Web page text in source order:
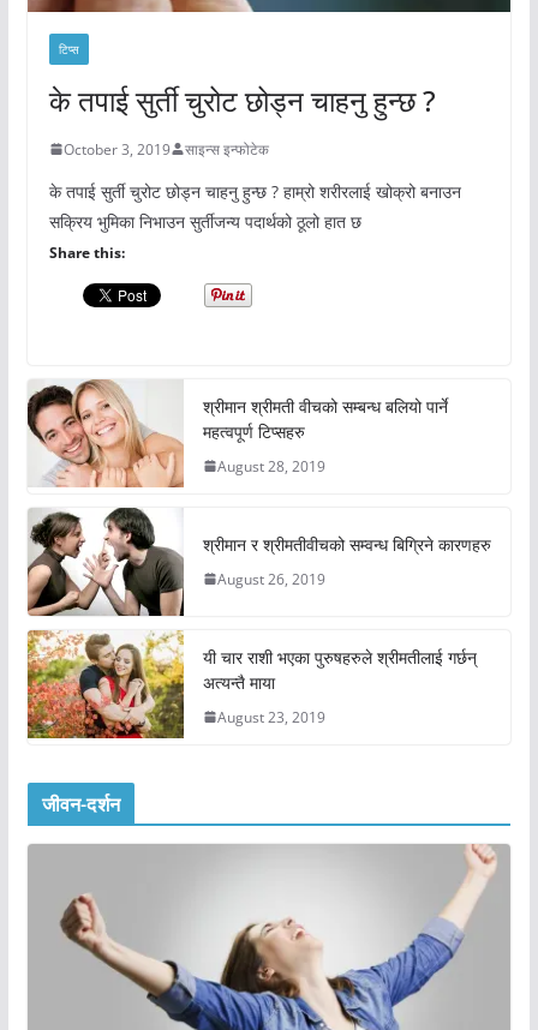
टिप्स
के तपाई सुर्ती चुरोट छोड्न चाहनु हुन्छ ?
October 3, 2019 साइन्स इन्फोटेक
के तपाई सुर्ती चुरोट छोड्न चाहनु हुन्छ ? हाम्रो शरीरलाई खोक्रो बनाउन
सक्रिय भुमिका निभाउन सुर्तीजन्य पदार्थको ठूलो हात छ
Share this:
श्रीमान श्रीमती वीचको सम्बन्ध बलियो पार्ने
महत्वपूर्ण टिप्सहरु
August 28, 2019
श्रीमान र श्रीमतीवीचको सम्वन्ध बिग्रिने कारणहरु
August 26, 2019
यी चार राशी भएका पुरुषहरुले श्रीमतीलाई गर्छन्
अत्यन्तै माया
August 23, 2019
जीवन-दर्शन